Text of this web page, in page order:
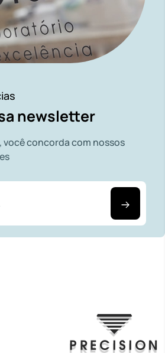
newsletter
você concorda com nossos